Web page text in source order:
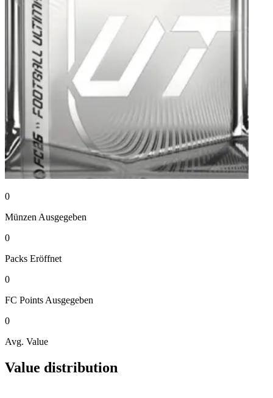
0
Münzen Ausgegeben
0
Packs Eröffnet
0
FC Points Ausgegeben
0
Avg. Value
Value distribution